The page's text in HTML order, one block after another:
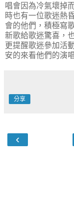
唱會因為冷氣壞掉
時也有一位歌迷熱
會的他們，積極寫
新歌給歌迷驚喜，
更提醒歌迷參加活
安的來看他們的演
分享
‹